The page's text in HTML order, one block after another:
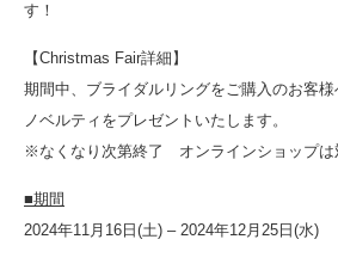
す！
【Christmas Fair詳細】
期間中、ブライダルリングをご購入のお客
ノベルティをプレゼントいたします。
※なくなり次第終了 オンラインショップは
■期間
2024年11月16日(土) – 2024年12月25日(水)